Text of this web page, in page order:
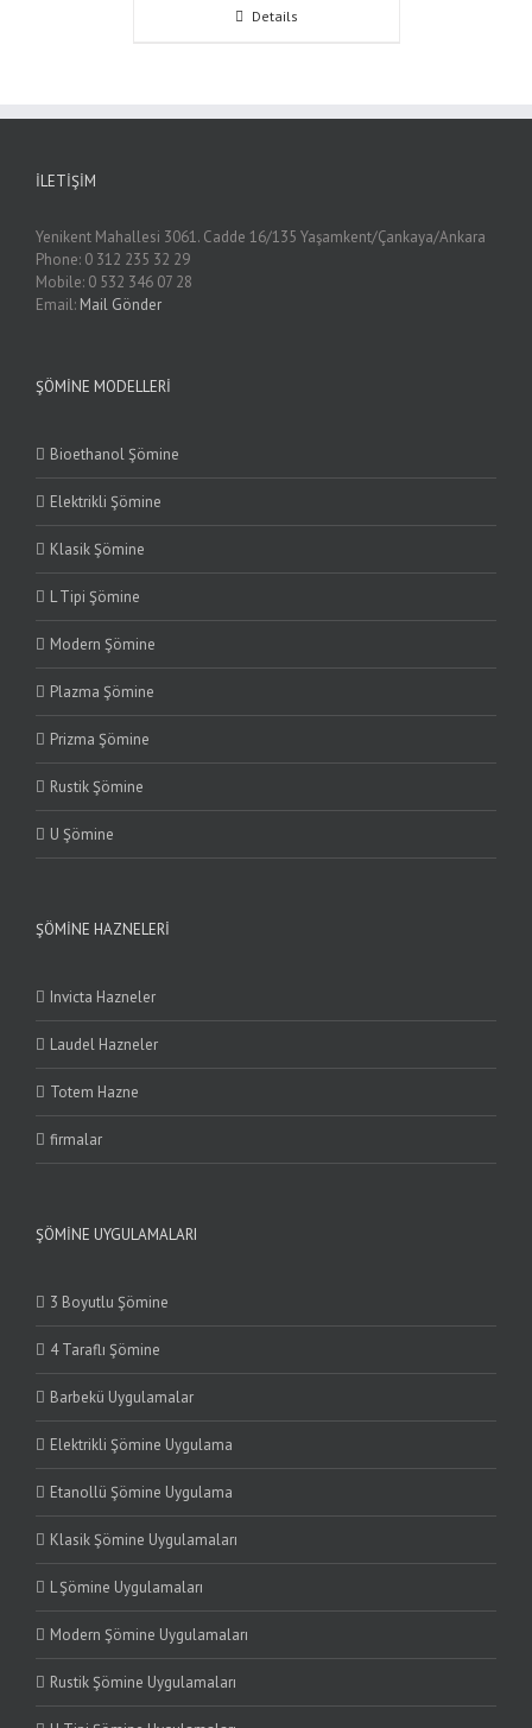
Details
İLETIŞIM
Yenikent Mahallesi 3061. Cadde 16/135 Yaşamkent/Çankaya/Ankara
Phone: 0 312 235 32 29
Mobile: 0 532 346 07 28
Email: Mail Gönder
ŞÖMINE MODELLERI
Bioethanol Şömine
Elektrikli Şömine
Klasik Şömine
L Tipi Şömine
Modern Şömine
Plazma Şömine
Prizma Şömine
Rustik Şömine
U Şömine
ŞÖMINE HAZNELERI
Invicta Hazneler
Laudel Hazneler
Totem Hazne
firmalar
ŞÖMINE UYGULAMALARI
3 Boyutlu Şömine
4 Taraflı Şömine
Barbekü Uygulamalar
Elektrikli Şömine Uygulama
Etanollü Şömine Uygulama
Klasik Şömine Uygulamaları
L Şömine Uygulamaları
Modern Şömine Uygulamaları
Rustik Şömine Uygulamaları